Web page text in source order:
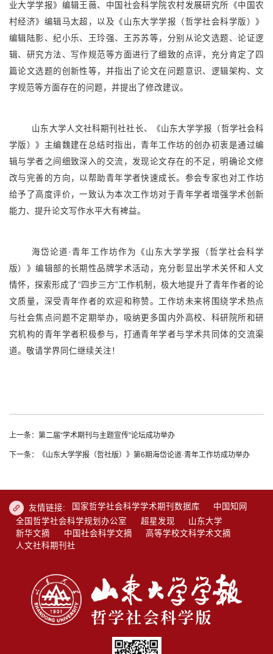
业大学学报》编辑王薇、中国社会科学院农村发展研究所《中国农
村经济》编辑马太超，以及《山东大学学报（哲学社会科学版）》
编辑陆影、纪小乐、王玲强、王苏苏等，分别从论文选题、论证逻
辑、研究方法、写作规范等方面进行了细致的点评，充分肯定了四
篇论文选题的创新性等，并指出了论文在问题意识、逻辑架构、文
字规范等方面存在的问题，并提出了修改建议。
山东大学人文社科期刊社社长、《山东大学学报（哲学社会科
学版）》主编魏建在总结时指出，青年工作坊的创办初衷是通过编
辑与学者之间细致深入的交流，发现论文存在的不足，明确论文修
改与完善的方向，以帮助青年学者快速成长。参会专家也对工作坊
给予了高度评价，一致认为本次工作坊对于青年学者增强学术创新
能力、提升论文写作水平大有裨益。
海岱论道·青年工作坊作为《山东大学学报（哲学社会科学
版）》编辑部的长期性品牌学术活动，充分彰显出学术关怀和人文
情怀，探索形成了“四步三方”工作机制，极大地提升了青年作者的论
文质量，深受青年作者的欢迎和称赞。工作坊未来将围绕学术热点
与社会焦点问题不定期举办，吸纳更多国内外高校、科研院所和研
究机构的青年学者积极参与，打通青年学者与学术共同体的交流渠
道。敬请学界同仁继续关注！
上一条：第二届“学术期刊与主题宣传”论坛成功举办
下一条：《山东大学学报（哲社版）》第6期海岱论道·青年工作坊成功举办
友情链接: 国家哲学社会科学学术期刊数据库
中国知网
全国哲学社会科学规划办公室
超星发现
山东大学
新华文摘
中国社会科学文摘
高等学校文科学术文摘
人文社科期刊社